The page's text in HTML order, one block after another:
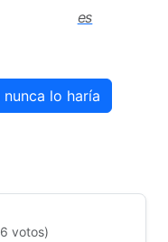
es
lo haría
votos)